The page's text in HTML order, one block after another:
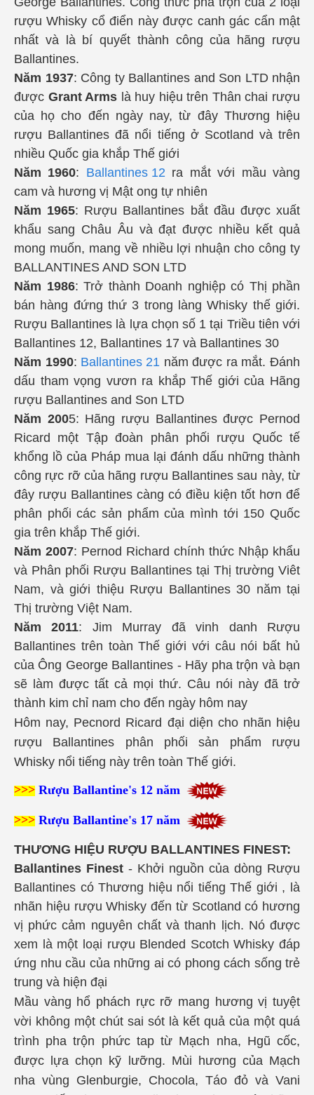
rượu Whisky cổ điển này được canh gác cẩn mật
nhất và là bí quyết thành công của hãng rượu
Ballantines.
Năm 1937: Công ty Ballantines and Son LTD nhận
được Grant Arms là huy hiệu trên Thân chai rượu
của họ cho đến ngày nay, từ đây Thương hiệu
rượu Ballantines đã nổi tiếng ở Scotland và trên
nhiều Quốc gia khắp Thế giới
Năm 1960: Ballantines 12 ra mắt với mầu vàng
cam và hương vị Mật ong tự nhiên
Năm 1965: Rượu Ballantines bắt đầu được xuất
khẩu sang Châu Âu và đạt được nhiều kết quả
mong muốn, mang về nhiều lợi nhuận cho công ty
BALLANTINES AND SON LTD
Năm 1986: Trở thành Doanh nghiệp có Thị phần
bán hàng đứng thứ 3 trong làng Whisky thế giới.
Rượu Ballantines là lựa chọn số 1 tại Triều tiên với
Ballantines 12, Ballantines 17 và Ballantines 30
Năm 1990: Ballantines 21 năm được ra mắt. Đánh
dấu tham vọng vươn ra khắp Thế giới của Hãng
rượu Ballantines and Son LTD
Năm 2005: Hãng rượu Ballantines được Pernod
Ricard một Tập đoàn phân phối rượu Quốc tế
khổng lồ của Pháp mua lại đánh dấu những thành
công rực rỡ của hãng rượu Ballantines sau này, từ
đây rượu Ballantines càng có điều kiện tốt hơn để
phân phối các sản phẩm của mình tới 150 Quốc
gia trên khắp Thế giới.
Năm 2007: Pernod Richard chính thức Nhập khẩu
và Phân phối Rượu Ballantines tại Thị trường Viêt
Nam, và giới thiệu Rượu Ballantines 30 năm tại
Thị trường Việt Nam.
Năm 2011: Jim Murray đã vinh danh Rượu
Ballantines trên toàn Thế giới với câu nói bất hủ
của Ông George Ballantines - Hãy pha trộn và bạn
sẽ làm được tất cả mọi thứ. Câu nói này đã trở
thành kim chỉ nam cho đến ngày hôm nay
Hôm nay, Pecnord Ricard đại diện cho nhãn hiệu
rượu Ballantines phân phối sản phẩm rượu
Whisky nổi tiếng này trên toàn Thế giới.
>>> Rượu Ballantine's 12 năm
>>> Rượu Ballantine's 17 năm
THƯƠNG HIỆU RƯỢU BALLANTINES FINEST:
Ballantines Finest - Khởi nguồn của dòng Rượu
Ballantines có Thương hiệu nổi tiếng Thế giới , là
nhãn hiệu rượu Whisky đến từ Scotland có hương
vị phức cảm nguyên chất và thanh lịch. Nó được
xem là một loại rượu Blended Scotch Whisky đáp
ứng nhu cầu của những ai có phong cách sống trẻ
trung và hiện đại
Mầu vàng hổ phách rực rỡ mang hương vị tuyệt
vời không một chút sai sót là kết quả của một quá
trình pha trộn phức tap từ Mạch nha, Hgũ cốc,
được lựa chọn kỹ lưỡng. Mùi hương của Mạch
nha vùng Glenburgie, Chocola, Táo đỏ và Vani